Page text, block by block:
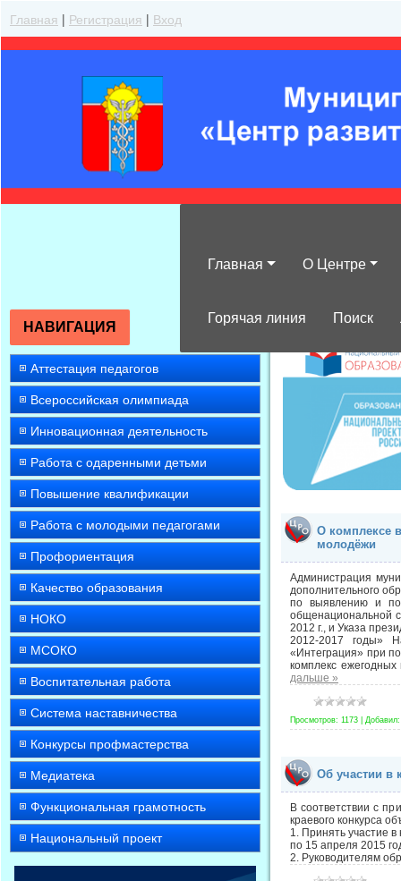
Главная | Регистрация | Вход
Главная О Центре
Горячая линия Поиск
НАВИГАЦИЯ
Аттестация педагогов
Всероссийская олимпиада
Инновационная деятельность
Работа с одаренными детьми
Повышение квалификации
Работа с молодыми педагогами
Профориентация
Качество образования
НОКО
МСОКО
Воспитательная работа
Система наставничества
Конкурсы профмастерства
Медиатека
Функциональная грамотность
Национальный проект
О комплексе
молодёжи
Администрация
дополнительного
по выявлению и
общенациональной
2012 г., и Указа
2012-2017 годы»
«Интеграция» при
комплекс
дальше »
Просмотров: 1173 Добавил:
Об участии в
В соответствии с
краевого конкурса
1. Принять участие
по 15 апреля 2015
2. Руководителям